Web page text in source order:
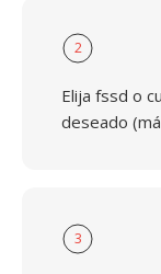
2
Elija fssd o
deseado
3